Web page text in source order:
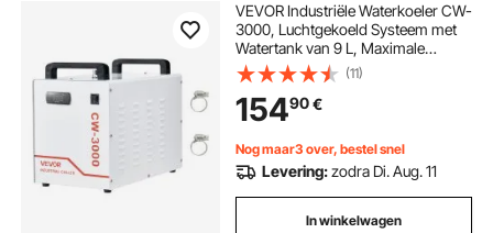
VEVOR Industriële Waterkoeler CW-
3000, Luchtgekoeld Systeem met
Watertank van 9 L, Maximale
Doorstroomsnelheid 10 L/min, met
Hogesnelheidsventilator, Voor
Graveermachines van 40–60 W
(11)
15490€
Nog maar3 over, bestel snel
Levering:zodra Di. Aug. 11
In winkelwagen